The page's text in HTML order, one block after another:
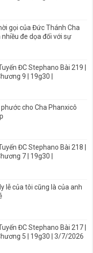
gọi của Đức Thánh Cha
đe dọa đối với sự
ĐC Stephano Bài 219 |
9 | 19g30 |
phước cho Cha Phanxicô
ĐC Stephano Bài 218 |
7 | 19g30 |
lễ của tôi cũng là của anh
ĐC Stephano Bài 217 |
5 | 19g30 | 3/7/2026